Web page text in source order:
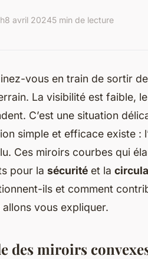
8 avril 20245 min de lecture
vous en train de sortir
La visibilité est faible,
C’est une situation
simple et efficace existe :
Ces miroirs courbes qui
pour la sécurité et la
ils et comment
allons vous expliquer.
des miroirs